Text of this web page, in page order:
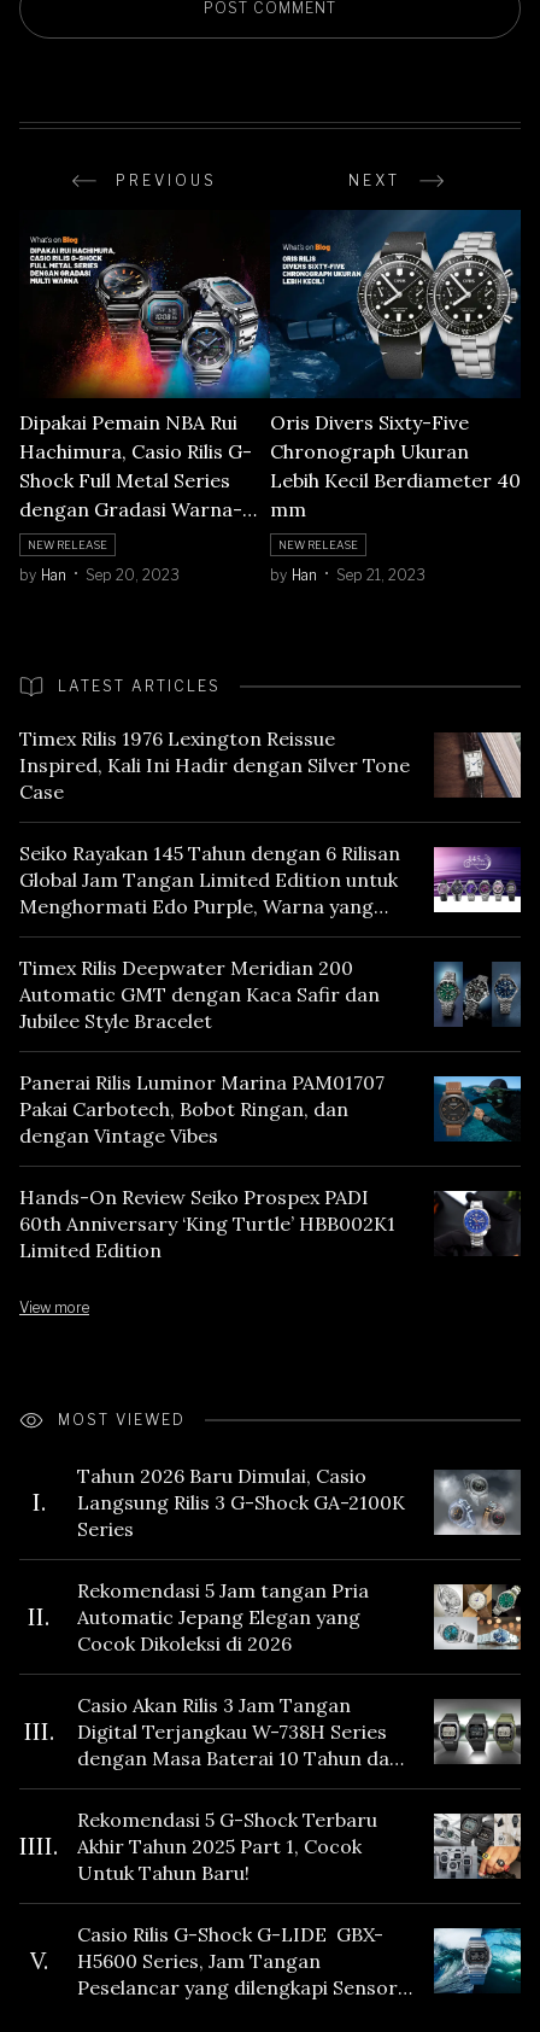
PREVIOUS NEXT
Dipakai Pemain NBA Rui
Hachimura, Casio Rilis G-
Shock Full Metal Series
dengan Gradasi Warna-
Warni
NEW RELEASE
by Han Sep 20, 2023
Oris Divers Sixty-Five
Chronograph Ukuran
Lebih Kecil Berdiameter 40
mm
NEW RELEASE
by Han Sep 21, 2023
LATEST ARTICLES
Timex Rilis 1976 Lexington Reissue
Inspired, Kali Ini Hadir dengan Silver Tone
Case
Seiko Rayakan 145 Tahun dengan 6 Rilisan
Global Jam Tangan Limited Edition untuk
Menghormati Edo Purple, Warna yang
Mencerminkan Warisan Tokyo
Timex Rilis Deepwater Meridian 200
Automatic GMT dengan Kaca Safir dan
Jubilee Style Bracelet
Panerai Rilis Luminor Marina PAM01707
Pakai Carbotech, Bobot Ringan, dan
dengan Vintage Vibes
Hands-On Review Seiko Prospex PADI
60th Anniversary ‘King Turtle’ HBB002K1
Limited Edition
View more
MOST VIEWED
I.
Tahun 2026 Baru Dimulai, Casio
Langsung Rilis 3 G-Shock GA-2100K
Series
II.
Rekomendasi 5 Jam tangan Pria
Automatic Jepang Elegan yang
Cocok Dikoleksi di 2026
III.
Casio Akan Rilis 3 Jam Tangan
Digital Terjangkau W-738H Series
dengan Masa Baterai 10 Tahun dan
Fitur Vibration
IIII.
Rekomendasi 5 G-Shock Terbaru
Akhir Tahun 2025 Part 1, Cocok
Untuk Tahun Baru!
V.
Casio Rilis G-Shock G-LIDE GBX-
H5600 Series, Jam Tangan
Peselancar yang dilengkapi Sensor